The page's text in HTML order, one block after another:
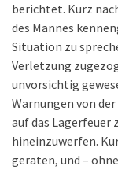
berichtet. Kurz
des Mannes
Situation zu
Verletzung
unvorsichtig
Warnungen von
auf das Lagerfeuer
hineinzuwerfen.
geraten, und –